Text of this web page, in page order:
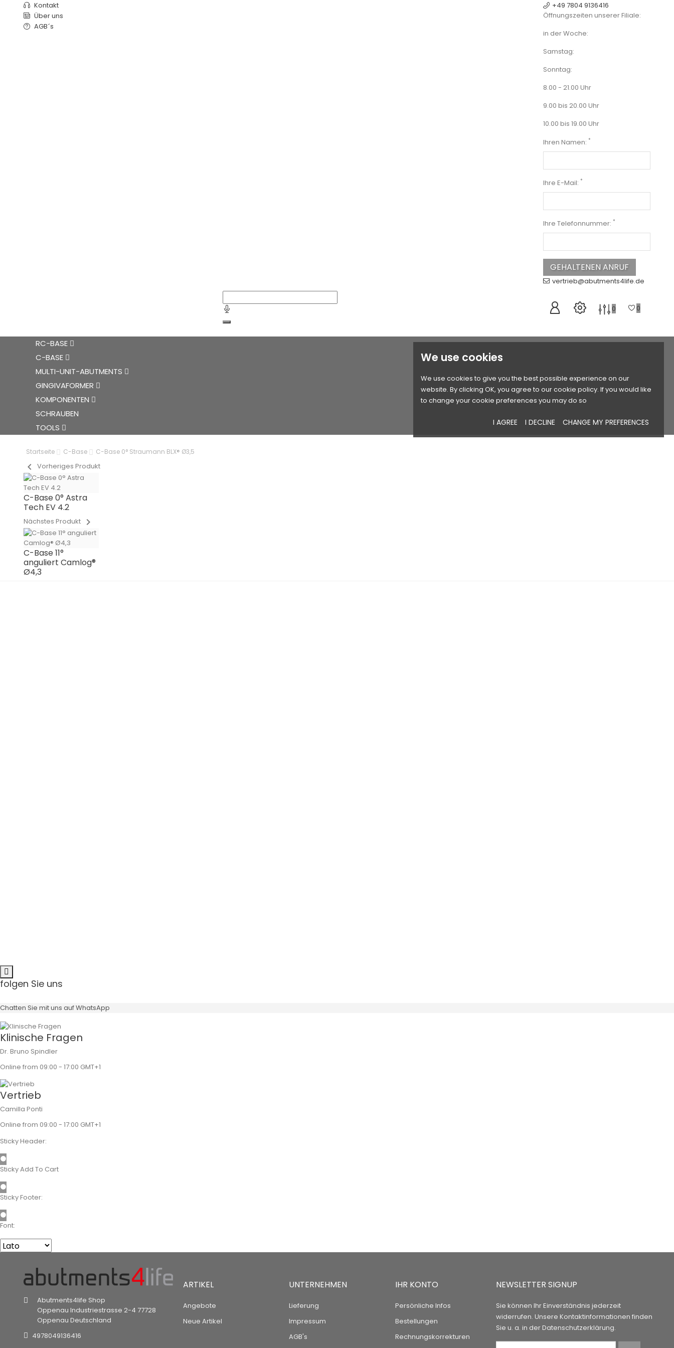
We use cookies
We use cookies to give you the best possible experience on our
website. By clicking OK, you agree to our cookie policy. If you would like
to change your cookie preferences you may do so
I AGREE I DECLINE CHANGE MY PREFERENCES
Kontakt
Über uns
AGB´s
+49 7804 9136416
Öffnungszeiten unserer Filiale:
in der Woche:
Samstag:
Sonntag:
8.00 - 21.00 Uhr
9.00 bis 20.00 Uhr
10.00 bis 19.00 Uhr
Ihren Namen: *
Ihre E-Mail: *
Ihre Telefonnummer: *
vertrieb@abutments4life.de
0 0
RC-BASE
C-BASE
MULTI-UNIT-ABUTMENTS
GINGIVAFORMER
KOMPONENTEN
SCHRAUBEN
TOOLS
Startseite C-Base C-Base 0° Straumann BLX® Ø3,5
chevron_left Vorheriges Produkt
C-Base 0° Astra
Tech EV 4.2
Nächstes Produkt chevron_right
C-Base 11°
anguliert Camlog®
Ø4,3
folgen Sie uns
Chatten Sie mit uns auf WhatsApp
Klinische Fragen
Dr. Bruno Spindler
Online from 09:00 - 17:00 GMT+1
Vertrieb
Camilla Ponti
Online from 09:00 - 17:00 GMT+1
Sticky Header:
Sticky Add To Cart
Sticky Footer:
Font:
Abutments4life Shop
Oppenau Industriestrasse 2-4 77728
Oppenau Deutschland
4978049136416
ARTIKEL
Angebote
Neue Artikel
UNTERNEHMEN
Lieferung
Impressum
AGB's
IHR KONTO
Persönliche Infos
Bestellungen
Rechnungskorrekturen
NEWSLETTER SIGNUP
Sie können Ihr Einverständnis jederzeit
widerrufen. Unsere Kontaktinformationen finden
Sie u. a. in der Datenschutzerklärung.